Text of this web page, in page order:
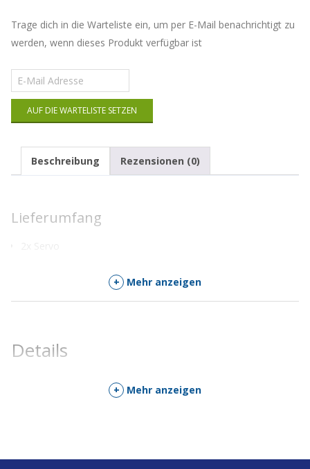
Trage dich in die Warteliste ein, um per E-Mail benachrichtigt zu
werden, wenn dieses Produkt verfügbar ist
Gib
deine
E-
Mail-
dieses
AUF DIE WARTELISTE SETZEN
Beschreibung Rezensionen (0)
Lieferumfang
+ Mehr anzeigen
Details
+ Mehr anzeigen